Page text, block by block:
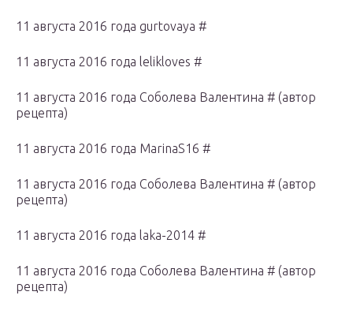
11 августа 2016 года gurtovaya #
11 августа 2016 года lelikloves #
11 августа 2016 года Соболева Валентина # (автор
рецепта)
11 августа 2016 года MarinaS16 #
11 августа 2016 года Соболева Валентина # (автор
рецепта)
11 августа 2016 года laka-2014 #
11 августа 2016 года Соболева Валентина # (автор
рецепта)